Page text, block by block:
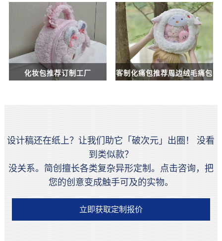
工厂 案例
化妆包推荐订制工厂 客制化痛包推荐周边绒毛痛包
设计稿还在纸上？让我们助它「破次元」出圈！ 没看
到类似款？
没关系。简创擅长各类复杂异形定制。点击咨询，把
您的创意变成触手可及的实物。
立即获取定制报价